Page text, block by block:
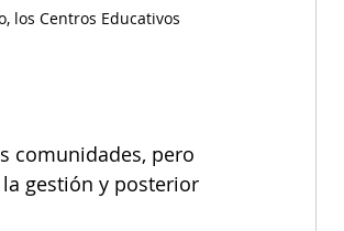
los Centros Educativos
comunidades, pero
gestión y posterior